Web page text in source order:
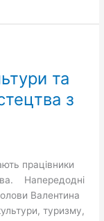
та
з
працівники
Напередодні
Валентина
туризму,